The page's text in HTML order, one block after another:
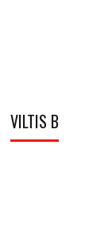
VILTIS B